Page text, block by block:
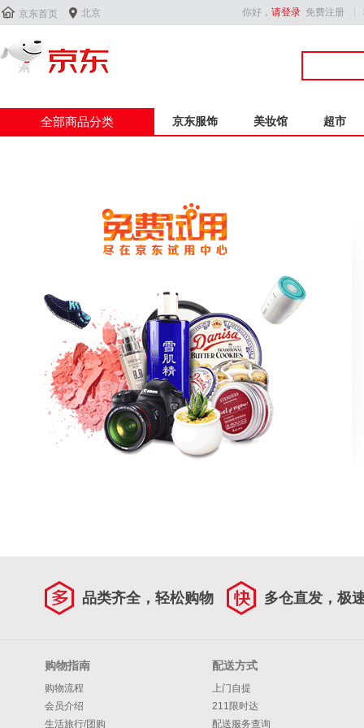
 京东首页  北京 你好， 请登录 免费注册
全部商品分类 京东服饰 美妆馆 超市
品类齐全，轻松购物 多仓直发，极
购物指南
购物流程
会员介绍
生活旅行/团购
配送方式
上门自提
211限时达
配送服务查询